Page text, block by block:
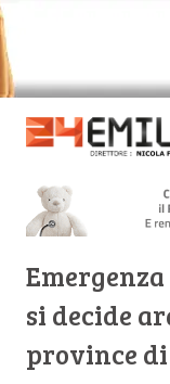
si decide
province di